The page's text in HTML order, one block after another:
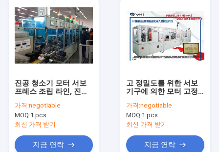
진공 청소기 모터 서보
프레스 조립 라인, 진공
설계된 자동화 생산 라
인
가격:negotiable
MOQ:1 pcs
최신 가격 받기
지금 연락
고 정밀도를 위한 서보
기구에 의한 모터 고정
작동을 위한 고정자 코
어 조립체
가격:negotiable
MOQ:1 pcs
최신 가격 받기
지금 연락